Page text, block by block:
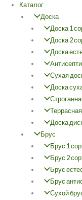
Каталог
Доска
Доска 1
Доска 2
Доска
Сухая
Доска
Доска
Брус
Брус 1
Брус 2
Брус
Брус
Сухой